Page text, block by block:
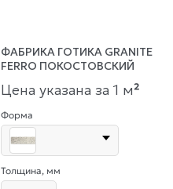
ФАБРИКА ГОТИКА GRANITE
FERRO ПОКОСТОВСКИЙ
Цена указана за 1 м²
Форма
Толщина, мм